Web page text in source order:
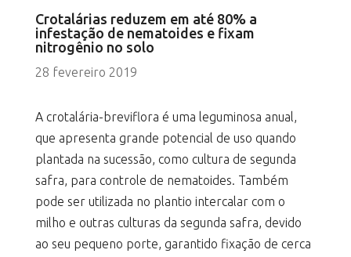
Crotalárias reduzem em até 80% a
infestação de nematoides e fixam
nitrogênio no solo
28 fevereiro 2019
A crotalária-breviflora é uma leguminosa anual,
que apresenta grande potencial de uso quando
plantada na sucessão, como cultura de segunda
safra, para controle de nematoides. Também
pode ser utilizada no plantio intercalar com o
milho e outras culturas da segunda safra, devido
ao seu pequeno porte, garantido fixação de cerca